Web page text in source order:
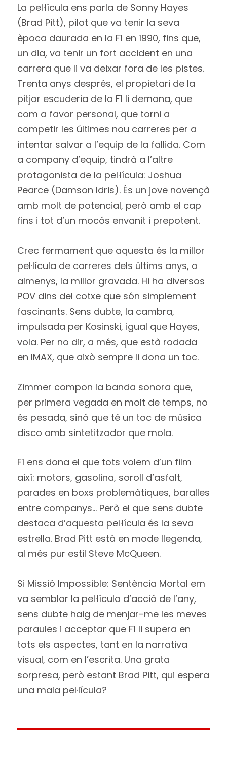
La pel·lícula ens parla de Sonny Hayes
(Brad Pitt), pilot que va tenir la seva
època daurada en la F1 en 1990, fins que,
un dia, va tenir un fort accident en una
carrera que li va deixar fora de les pistes.
Trenta anys després, el propietari de la
pitjor escuderia de la F1 li demana, que
com a favor personal, que torni a
competir les últimes nou carreres per a
intentar salvar a l’equip de la fallida. Com
a company d’equip, tindrà a l’altre
protagonista de la pel·lícula: Joshua
Pearce (Damson Idris). És un jove novençà
amb molt de potencial, però amb el cap
fins i tot d’un mocós envanit i prepotent.
Crec fermament que aquesta és la millor
pel·lícula de carreres dels últims anys, o
almenys, la millor gravada. Hi ha diversos
POV dins del cotxe que són simplement
fascinants. Sens dubte, la cambra,
impulsada per Kosinski, igual que Hayes,
vola. Per no dir, a més, que està rodada
en IMAX, que això sempre li dona un toc.
Zimmer compon la banda sonora que,
per primera vegada en molt de temps, no
és pesada, sinó que té un toc de música
disco amb sintetitzador que mola.
F1 ens dona el que tots volem d’un film
així: motors, gasolina, soroll d’asfalt,
parades en boxs problemàtiques, baralles
entre companys… Però el que sens dubte
destaca d’aquesta pel·lícula és la seva
estrella. Brad Pitt està en mode llegenda,
al més pur estil Steve McQueen.
Si Missió Impossible: Sentència Mortal em
va semblar la pel·lícula d’acció de l’any,
sens dubte haig de menjar-me les meves
paraules i acceptar que F1 li supera en
tots els aspectes, tant en la narrativa
visual, com en l’escrita. Una grata
sorpresa, però estant Brad Pitt, qui espera
una mala pel·lícula?